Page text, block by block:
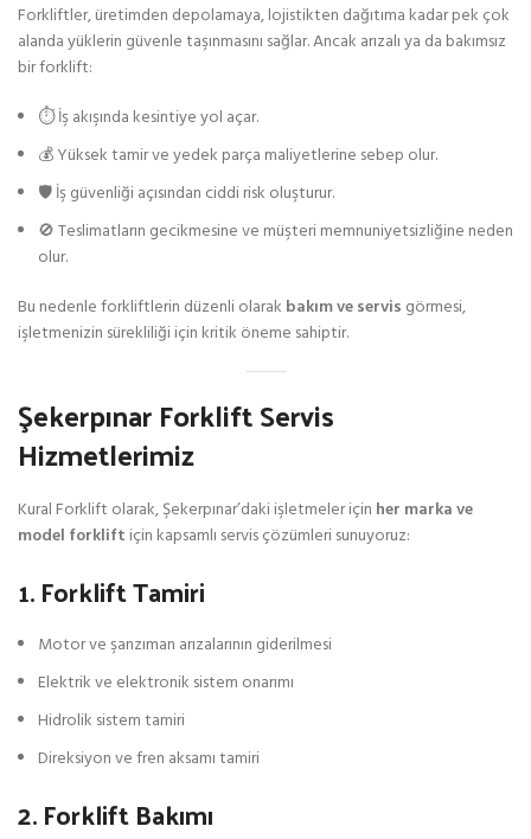
Forkliftler, üretimden depolamaya, lojistikten dağıtıma kadar pek çok
alanda yüklerin güvenle taşınmasını sağlar. Ancak arızalı ya da bakımsız
bir forklift:
⏱️ İş akışında kesintiye yol açar.
💰 Yüksek tamir ve yedek parça maliyetlerine sebep olur.
🛡️ İş güvenliği açısından ciddi risk oluşturur.
🚫 Teslimatların gecikmesine ve müşteri memnuniyetsizliğine neden
olur.
Bu nedenle forkliftlerin düzenli olarak bakım ve servis görmesi,
işletmenizin sürekliliği için kritik öneme sahiptir.
Şekerpınar Forklift Servis
Hizmetlerimiz
Kural Forklift olarak, Şekerpınar’daki işletmeler için her marka ve
model forklift için kapsamlı servis çözümleri sunuyoruz:
1. Forklift Tamiri
Motor ve şanzıman arızalarının giderilmesi
Elektrik ve elektronik sistem onarımı
Hidrolik sistem tamiri
Direksiyon ve fren aksamı tamiri
2. Forklift Bakımı